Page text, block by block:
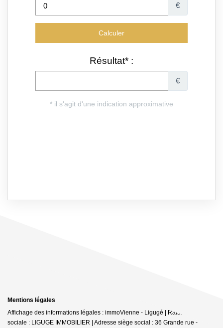
Mentions légales
Affichage des informations légales : immoVienne - Ligugé | Raison
sociale : LIGUGE IMMOBILIER | Adresse siège social : 36 Grande rue -